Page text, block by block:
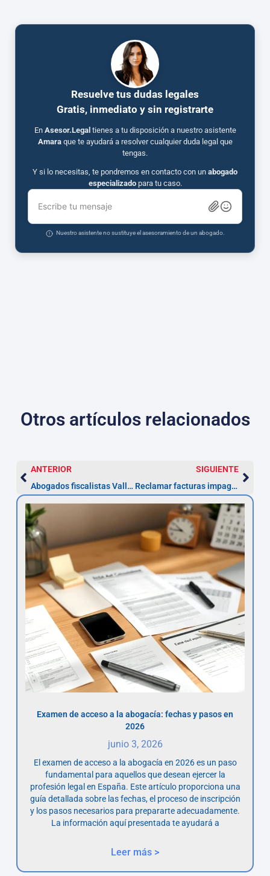
Resuelve tus dudas legales
Gratis, inmediato y sin registrarte
En Asesor.Legal tienes a tu disposición a nuestro asistente
Amaraque te ayudará a resolver cualquier duda legal que
tengas.
Y si lo necesitas, te pondremos en contacto con un abogado
especializadopara tu caso.
Escribe tu mensaje
Nuestro asistente no sustituye el asesoramiento de un abogado.
Otros artículos relacionados
ANTERIOR
Abogados fiscalistas Valladolid: plazos y pasos (30 días)
SIGUIENTE
Reclamar facturas impagadas: pasos, plazos y costes
Examen de acceso a la abogacía: fechas y pasos en
2026
junio 3, 2026
El examen de acceso a la abogacía en 2026 es un paso
fundamental para aquellos que desean ejercer la
profesión legal en España. Este artículo proporciona una
guía detallada sobre las fechas, el proceso de inscripción
y los pasos necesarios para prepararte adecuadamente.
La información aquí presentada te ayudará a
Leer más >